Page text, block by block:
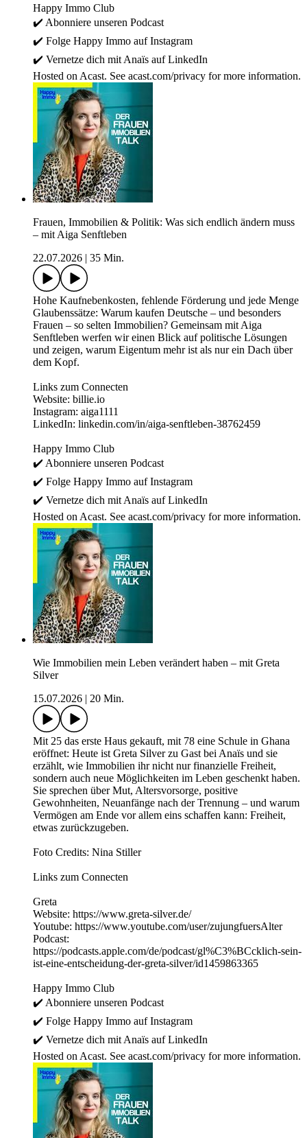
Happy Immo Club
✔️ Abonniere unseren ⁠⁠⁠⁠⁠⁠⁠Podcast⁠⁠⁠⁠⁠⁠⁠
✔️ Folge Happy Immo auf ⁠⁠⁠⁠⁠⁠⁠Instagram⁠⁠⁠⁠⁠⁠⁠
✔️ Vernetze dich mit Anaïs auf ⁠⁠⁠⁠⁠⁠⁠LinkedIn
Hosted on Acast. See acast.com/privacy for more information.
Frauen, Immobilien & Politik: Was sich endlich ändern muss
– mit Aiga Senftleben
22.07.2026
35 Min.
Hohe Kaufnebenkosten, fehlende Förderung und jede Menge
Glaubenssätze: Warum kaufen Deutsche – und besonders
Frauen – so selten Immobilien? Gemeinsam mit Aiga
Senftleben werfen wir einen Blick auf politische Lösungen
und zeigen, warum Eigentum mehr ist als nur ein Dach über
dem Kopf.
Links zum Connecten
Website: billie.io
Instagram: aiga1111
LinkedIn: linkedin.com/in/aiga-senftleben-38762459
Happy Immo Club
✔️ Abonniere unseren ⁠⁠⁠⁠Podcast⁠⁠⁠⁠
✔️ Folge Happy Immo auf ⁠⁠⁠⁠Instagram⁠⁠⁠⁠
✔️ Vernetze dich mit Anaïs auf ⁠⁠⁠⁠LinkedIn
Hosted on Acast. See acast.com/privacy for more information.
Wie Immobilien mein Leben verändert haben – mit Greta
Silver
15.07.2026
20 Min.
Mit 25 das erste Haus gekauft, mit 78 eine Schule in Ghana
eröffnet: Heute ist Greta Silver zu Gast bei Anaïs und sie
erzählt, wie Immobilien ihr nicht nur finanzielle Freiheit,
sondern auch neue Möglichkeiten im Leben geschenkt haben.
Sie sprechen über Mut, Altersvorsorge, positive
Gewohnheiten, Neuanfänge nach der Trennung – und warum
Vermögen am Ende vor allem eins schaffen kann: Freiheit,
etwas zurückzugeben.
Foto Credits: Nina Stiller
Links zum Connecten
Greta
Website: https://www.greta-silver.de/
Youtube: https://www.youtube.com/user/zujungfuersAlter
Podcast:
https://podcasts.apple.com/de/podcast/gl%C3%BCcklich-sein-
ist-eine-entscheidung-der-greta-silver/id1459863365
Happy Immo Club
✔️ Abonniere unseren ⁠⁠⁠⁠Podcast⁠⁠⁠⁠
✔️ Folge Happy Immo auf ⁠⁠⁠⁠Instagram⁠⁠⁠⁠
✔️ Vernetze dich mit Anaïs auf ⁠⁠⁠⁠LinkedIn
Hosted on Acast. See acast.com/privacy for more information.